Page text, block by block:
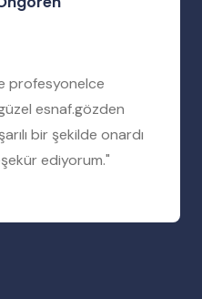
profesyonelce
esnaf.gözden
bir şekilde onardı
ediyorum."